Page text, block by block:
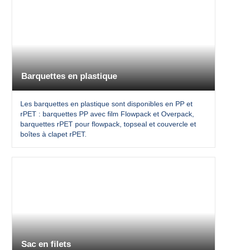
Barquettes en plastique
Les barquettes en plastique sont disponibles en PP et
rPET : barquettes PP avec film Flowpack et Overpack,
barquettes rPET pour flowpack, topseal et couvercle et
boîtes à clapet rPET.
Sac en filets